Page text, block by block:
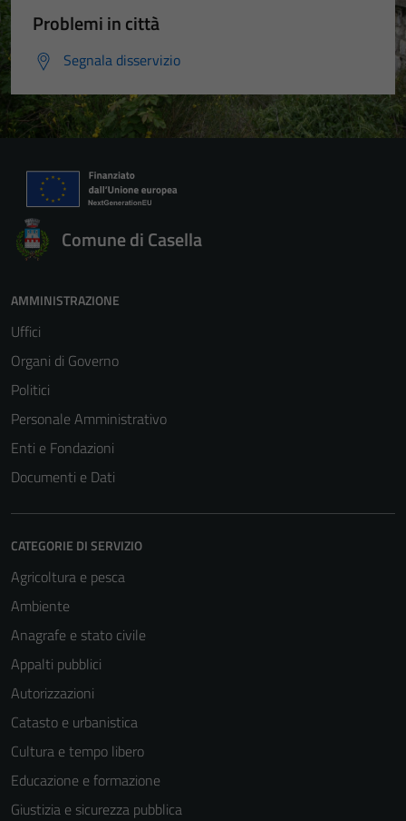
Problemi in città
Segnala disservizio
Comune di Casella
AMMINISTRAZIONE
Uffici
Organi di Governo
Politici
Personale Amministrativo
Enti e Fondazioni
Documenti e Dati
CATEGORIE DI SERVIZIO
Agricoltura e pesca
Ambiente
Anagrafe e stato civile
Appalti pubblici
Autorizzazioni
Catasto e urbanistica
Cultura e tempo libero
Educazione e formazione
Giustizia e sicurezza pubblica